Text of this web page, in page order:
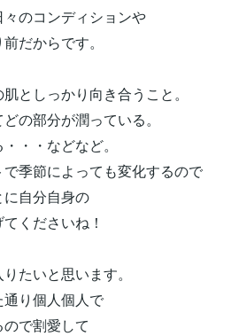
のコンディションや
だからです。
としっかり向き合うこと。
の部分が潤っている。
・・などなど。
季節によっても変化するので
自分自身の
くださいね！
たいと思います。
り個人個人で
で割愛して